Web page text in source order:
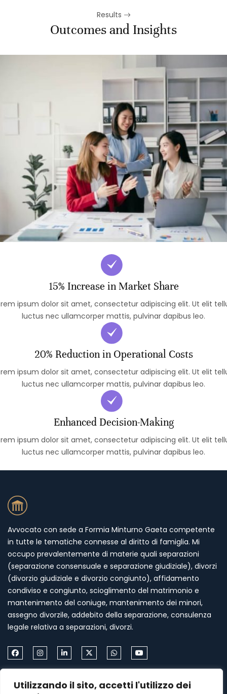
Utilizzando il sito, accetti l'utilizzo dei
Results
Outcomes and Insights
15% Increase in Market Share
ipsum dolor sit amet, consectetur adipiscing elit. Ut elit
luctus nec ullamcorper mattis, pulvinar dapibus leo.
20% Reduction in Operational Costs
ipsum dolor sit amet, consectetur adipiscing elit. Ut elit
luctus nec ullamcorper mattis, pulvinar dapibus leo.
Enhanced Decision-Making
ipsum dolor sit amet, consectetur adipiscing elit. Ut elit
luctus nec ullamcorper mattis, pulvinar dapibus leo.
Avvocato con sede a Formia Minturno Gaeta competente
in tutte le tematiche connesse al diritto di famiglia. Mi
occupo prevalentemente di materie quali separazioni
(separazione consensuale e separazione giudiziale), divorzi
(divorzio giudiziale e divorzio congiunto), affidamento
condiviso e congiunto, scioglimento del matrimonio e
mantenimento del coniuge, mantenimento dei minori,
assegno divorzile, addebito della separazione, consulenza
legale relativa a separazioni, divorzi.
Come Contattarmi